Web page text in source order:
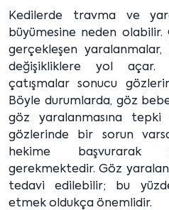
Kedilerde travma ve
büyümesine neden
gerçekleşen
değişikliklere yol açar.
çatışmalar sonucu
Böyle durumlarda, göz
göz yaralanmasına tepki
gözlerinde bir sorun
hekime başvurarak
gerekmektedir. Göz
tedavi edilebilir; bu
etmek oldukça önemlidir.